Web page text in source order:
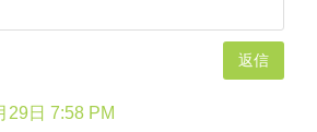
返信
29日 7:58 PM